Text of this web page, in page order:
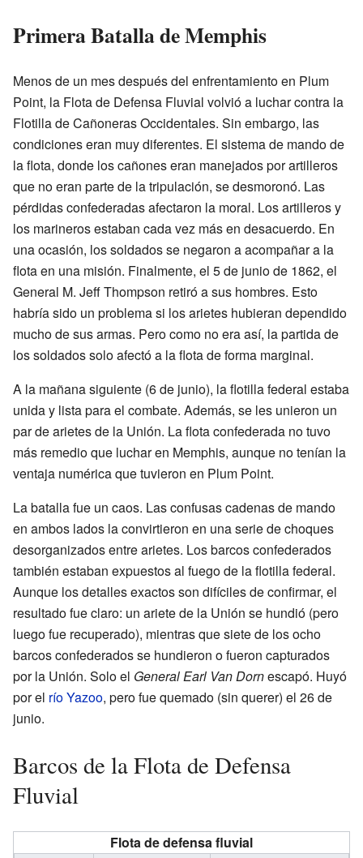
Primera Batalla de Memphis
Menos de un mes después del enfrentamiento en Plum
Point, la Flota de Defensa Fluvial volvió a luchar contra la
Flotilla de Cañoneras Occidentales. Sin embargo, las
condiciones eran muy diferentes. El sistema de mando de
la flota, donde los cañones eran manejados por artilleros
que no eran parte de la tripulación, se desmoronó. Las
pérdidas confederadas afectaron la moral. Los artilleros y
los marineros estaban cada vez más en desacuerdo. En
una ocasión, los soldados se negaron a acompañar a la
flota en una misión. Finalmente, el 5 de junio de 1862, el
General M. Jeff Thompson retiró a sus hombres. Esto
habría sido un problema si los arietes hubieran dependido
mucho de sus armas. Pero como no era así, la partida de
los soldados solo afectó a la flota de forma marginal.
A la mañana siguiente (6 de junio), la flotilla federal estaba
unida y lista para el combate. Además, se les unieron un
par de arietes de la Unión. La flota confederada no tuvo
más remedio que luchar en Memphis, aunque no tenían la
ventaja numérica que tuvieron en Plum Point.
La batalla fue un caos. Las confusas cadenas de mando
en ambos lados la convirtieron en una serie de choques
desorganizados entre arietes. Los barcos confederados
también estaban expuestos al fuego de la flotilla federal.
Aunque los detalles exactos son difíciles de confirmar, el
resultado fue claro: un ariete de la Unión se hundió (pero
luego fue recuperado), mientras que siete de los ocho
barcos confederados se hundieron o fueron capturados
por la Unión. Solo el General Earl Van Dornescapó. Huyó
por el río Yazoo, pero fue quemado (sin querer) el 26 de
junio.
Barcos de la Flota de Defensa
Fluvial
Flota de defensa fluvial